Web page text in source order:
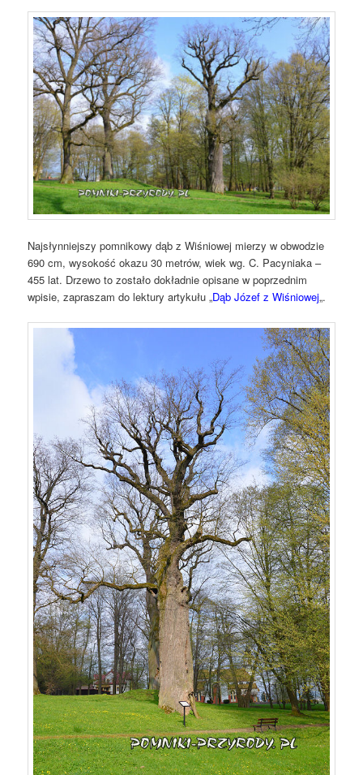
Najsłynniejszy pomnikowy dąb z Wiśniowej mierzy w obwodzie
690 cm, wysokość okazu 30 metrów, wiek wg. C. Pacyniaka –
455 lat. Drzewo to zostało dokładnie opisane w poprzednim
wpisie, zapraszam do lektury artykułu „Dąb Józef z Wiśniowej„.